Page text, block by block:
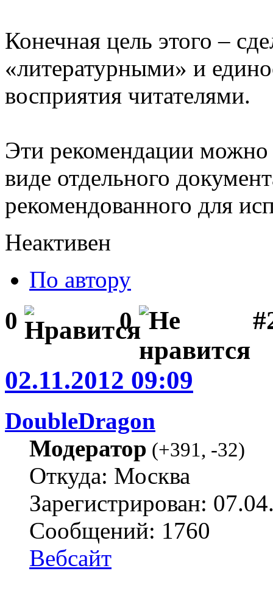
Конечная цель этого –
«литературными» и
восприятия читателями.
Эти рекомендации можно
виде отдельного
рекомендованного для
Неактивен
По автору
0 0
02.11.2012 09:09
DoubleDragon
Модератор (+391, -32)
Откуда: Москва
Зарегистрирован:
Сообщений: 1760
Вебсайт